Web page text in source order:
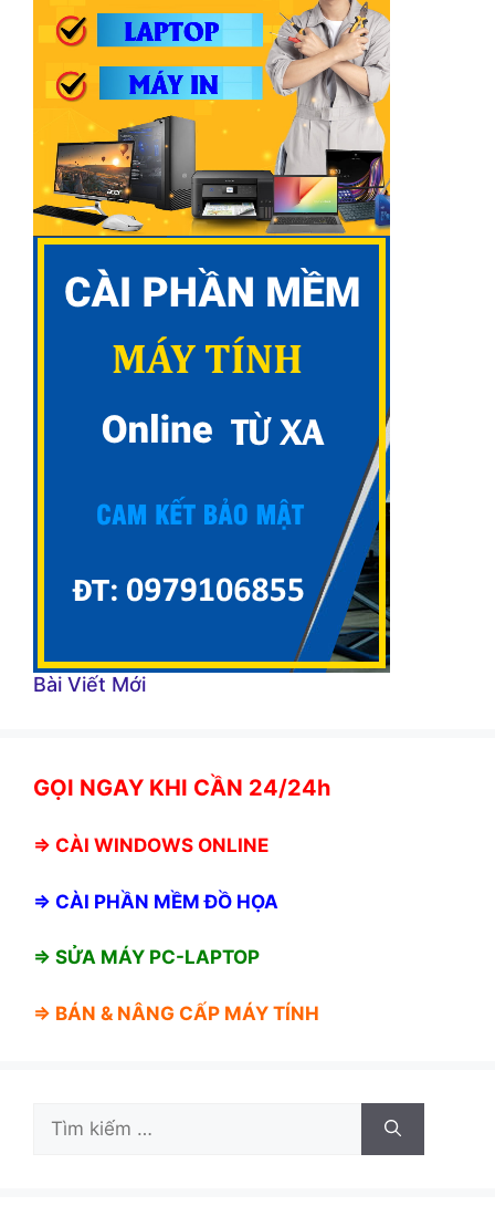
Bài Viết Mới
GỌI NGAY KHI CẦN 24/24h
⇒ CÀI WINDOWS ONLINE
⇒ CÀI PHẦN MỀM ĐỒ HỌA
⇒ SỬA MÁY PC-LAPTOP
⇒ BÁN & NÂNG CẤP MÁY TÍNH
Tìm
kiếm